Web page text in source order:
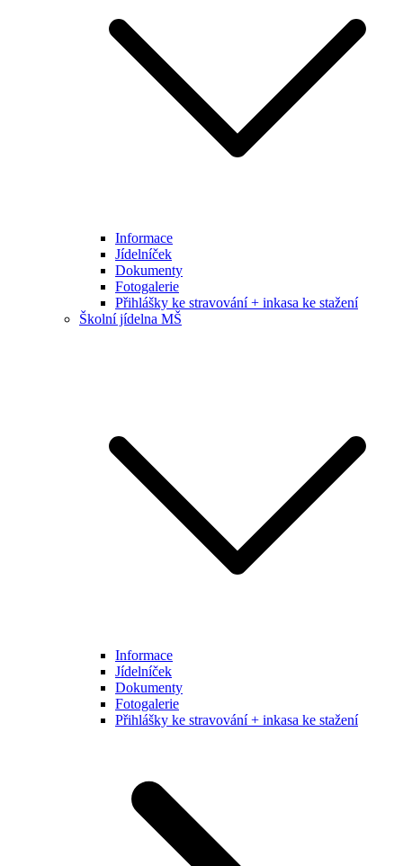
Informace
Jídelníček
Dokumenty
Fotogalerie
Přihlášky ke stravování + inkasa ke stažení
Školní jídelna MŠ
Informace
Jídelníček
Dokumenty
Fotogalerie
Přihlášky ke stravování + inkasa ke stažení